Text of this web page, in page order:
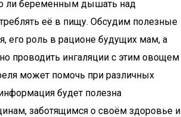
ли беременным дышать над
её в пищу. Обсудим полезные
его роль в рационе будущих мам, а
проводить ингаляции с этим овощем
может помочь при различных
будет полезна
заботящимся о своём здоровье и